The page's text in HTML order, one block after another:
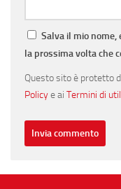
Salva il mio
la prossima volta che
Questo sito è protetto
Policye ai Termini di